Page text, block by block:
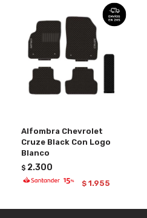
Alfombra Chevrolet
Cruze Black Con Logo
Blanco
$ 2.300
$ 1.955